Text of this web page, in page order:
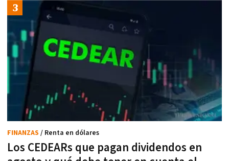
Los CEDEARs que pagan dividendos en
FINANZAS / Renta en dólares